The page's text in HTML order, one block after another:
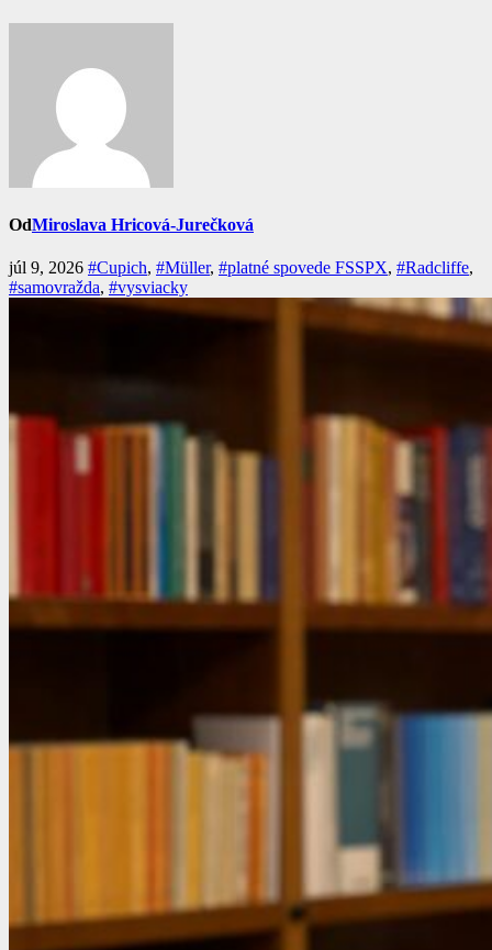
OdMiroslava Hricová-Jurečková
júl 9, 2026 #Cupich, #Müller, #platné spovede FSSPX, #Radcliffe,
#samovražda, #vysviacky